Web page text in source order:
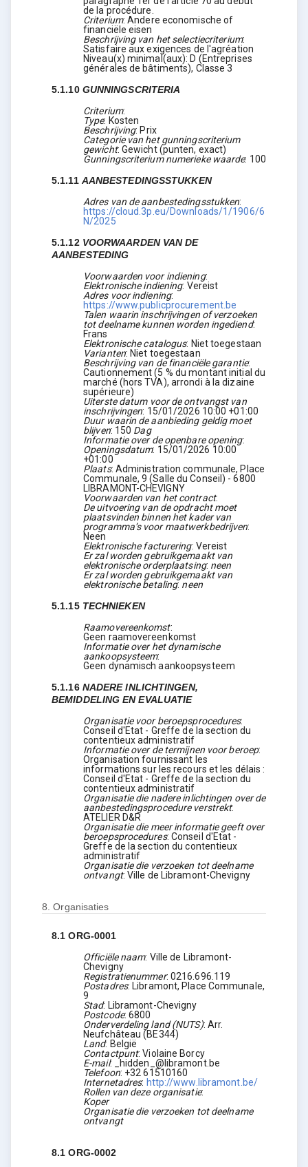
de la procédure.
Criterium:Andere economische of
financiële eisen
Beschrijving van het selectiecriterium:
Satisfaire aux exigences de l'agréation
Niveau(x) minimal(aux): D (Entreprises
générales de bâtiments), Classe 3
5.1.10 GUNNINGSCRITERIA
Criterium:
Type: Kosten
Beschrijving: Prix
Categorie van het gunningscriterium
gewicht: Gewicht (punten, exact)
Gunningscriterium numerieke waarde: 100
5.1.11 AANBESTEDINGSSTUKKEN
Adres van de aanbestedingsstukken:
https://cloud.3p.eu/Downloads/1/1906/6
N/2025
5.1.12 VOORWAARDEN VAN DE
AANBESTEDING
Voorwaarden voor indiening:
Elektronische indiening: Vereist
Adres voor indiening:
https://www.publicprocurement.be
Talen waarin inschrijvingen of verzoeken
tot deelname kunnen worden ingediend:
Frans
Elektronische catalogus: Niet toegestaan
Varianten: Niet toegestaan
Beschrijving van de financiële garantie:
Cautionnement (5 % du montant initial du
marché (hors TVA), arrondi à la dizaine
supérieure)
Uiterste datum voor de ontvangst van
inschrijvingen: 15/01/2026 10:00 +01:00
Duur waarin de aanbieding geldig moet
blijven: 150 Dag
Informatie over de openbare opening:
Openingsdatum: 15/01/2026 10:00
+01:00
Plaats: Administration communale, Place
Communale, 9 (Salle du Conseil) - 6800
LIBRAMONT-CHEVIGNY
Voorwaarden van het contract:
De uitvoering van de opdracht moet
plaatsvinden binnen het kader van
programma’s voor maatwerkbedrijven:
Neen
Elektronische facturering: Vereist
Er zal worden gebruikgemaakt van
elektronische orderplaatsing: neen
Er zal worden gebruikgemaakt van
elektronische betaling: neen
5.1.15 TECHNIEKEN
Raamovereenkomst:
Geen raamovereenkomst
Informatie over het dynamische
aankoopsysteem:
Geen dynamisch aankoopsysteem
5.1.16 NADERE INLICHTINGEN,
BEMIDDELING EN EVALUATIE
Organisatie voor beroepsprocedures:
Conseil d'Etat - Greffe de la section du
contentieux administratif
Informatie over de termijnen voor beroep:
Organisation fournissant les
informations sur les recours et les délais :
Conseil d'Etat - Greffe de la section du
contentieux administratif
Organisatie die nadere inlichtingen over de
aanbestedingsprocedure verstrekt:
ATELIER D&R
Organisatie die meer informatie geeft over
beroepsprocedures: Conseil d'Etat -
Greffe de la section du contentieux
administratif
Organisatie die verzoeken tot deelname
ontvangt:Ville de Libramont-Chevigny
8.Organisaties
8.1ORG-0001
Officiële naam: Ville de Libramont-
Chevigny
Registratienummer: 0216.696.119
Postadres:Libramont, Place Communale,
9
Stad: Libramont-Chevigny
Postcode:6800
Onderverdeling land (NUTS): Arr.
Neufchâteau (BE344)
Land: België
Contactpunt:Violaine Borcy
E-mail:
_hidden_@libramont.be
Telefoon: +32 61510160
Internetadres: http://www.libramont.be/
Rollen van deze organisatie:
Koper
Organisatie die verzoeken tot deelname
ontvangt
8.1ORG-0002